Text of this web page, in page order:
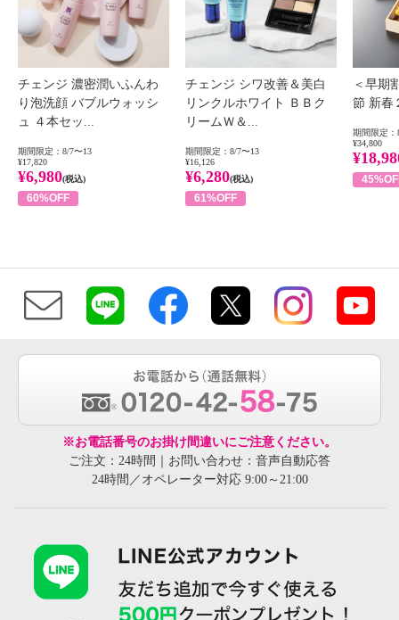
チェンジ 濃密潤いふんわ
り泡洗顔 バブルウォッシ
ュ ４本セッ...
期間限定：8/7〜13
¥17,820
¥6,980(税込)
60%OFF
チェンジ シワ改善＆美白
リンクルホワイト ＢＢク
リームＷ＆...
期間限定：8/7〜13
¥16,126
¥6,280(税込)
61%OFF
＜早期
節 新春
期間限定：
¥34,800
※お電話番号のお掛け間違いにご注意ください。
ご注文：24時間｜お問い合わせ：音声自動応答
24時間／オペレーター対応 9:00～21:00